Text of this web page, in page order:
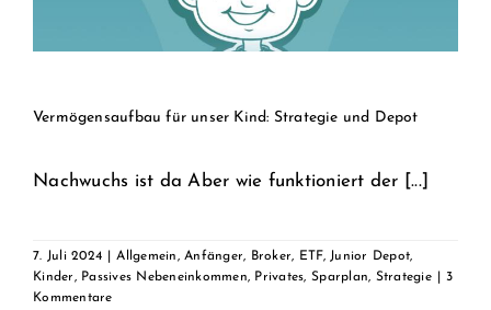
Vermögensaufbau für unser Kind: Strategie und Depot
Nachwuchs ist da Aber wie funktioniert der [...]
7. Juli 2024 Allgemein,Anfänger, Broker, ETF, Junior Depot,
Kinder, Passives Nebeneinkommen, Privates, Sparplan, Strategie
3
Kommentare